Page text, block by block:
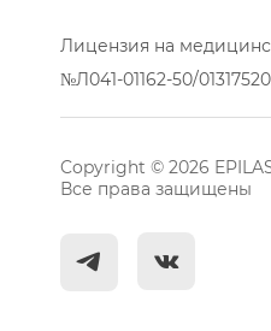
Лицензия на
№Л041-01162-50/
Copyright © 2026
Все права защищены
^ c